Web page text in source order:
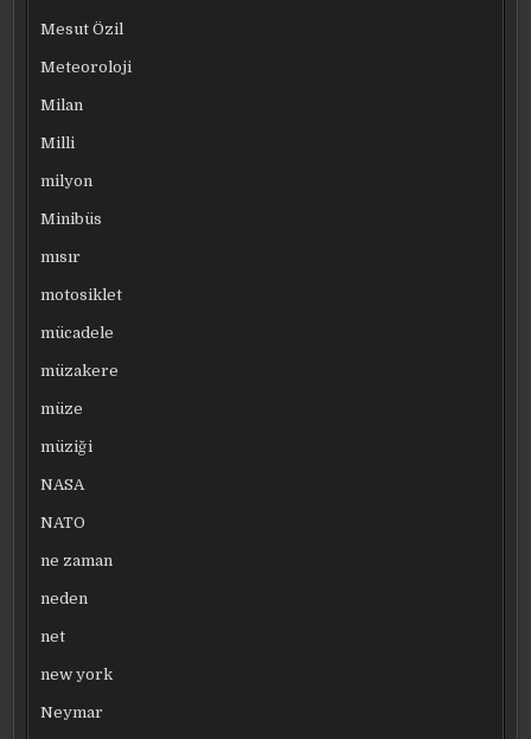
Mesut Özil
Meteoroloji
Milan
Milli
milyon
Minibüs
mısır
motosiklet
mücadele
müzakere
müze
müziği
NASA
NATO
ne zaman
neden
net
new york
Neymar